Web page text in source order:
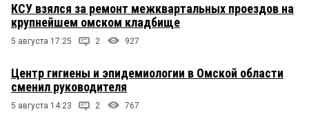
КСУ взялся за ремонт межквартальных проездов на
крупнейшем омском кладбище
5 августа 17:25 2 927
Центр гигиены и эпидемиологии в Омской области
сменил руководителя
5 августа 14:23 2 767